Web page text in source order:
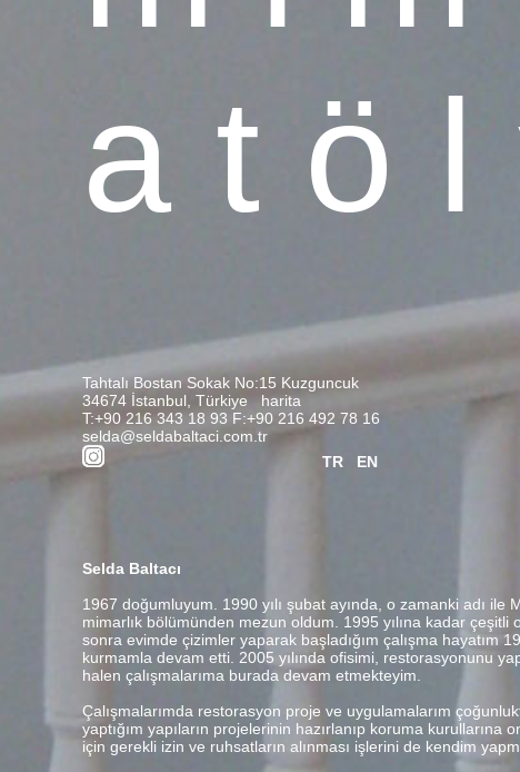
a t ö l
Tahtalı Bostan Sokak No:15 Kuzguncuk
34674 İstanbul, Türkiye harita
T:+90 216 343 18 93 F:+90 216 492 78 16
selda@seldabaltaci.com.tr
TR EN
Selda Baltacı
1967 doğumluyum. 1990 yılı şubat ayında, o zamanki adı ile
mimarlık bölümünden mezun oldum. 1995 yılına kadar çeşitli
sonra evimde çizimler yaparak başladığım çalışma hayatım
kurmamla devam etti. 2005 yılında ofisimi, restorasyonunu
halen çalışmalarıma burada devam etmekteyim.
Çalışmalarımda restorasyon proje ve uygulamalarım
yaptığım yapıların projelerinin hazırlanıp koruma kurullarına
için gerekli izin ve ruhsatların alınması işlerini de kendim